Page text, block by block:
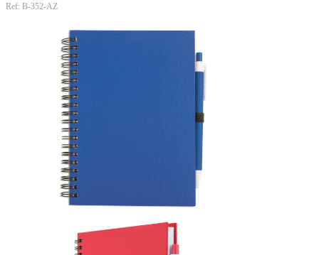
Ref: B-352-AZ